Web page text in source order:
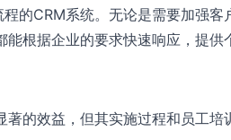
的CRM系统。无论是需要加强
根据企业的要求快速响应，提供
著的效益，但其实施过程和员工